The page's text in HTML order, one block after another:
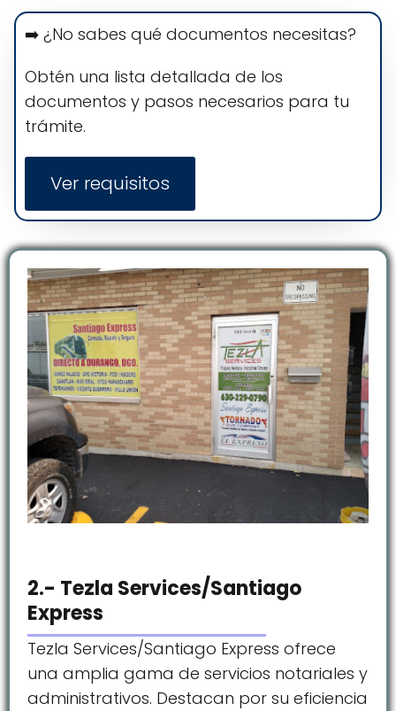
➡️ ¿No sabes qué documentos necesitas?
Obtén una lista detallada de los
documentos y pasos necesarios para tu
trámite.
Ver requisitos
2.- Tezla Services/Santiago
Express
Tezla Services/Santiago Express ofrece
una amplia gama de servicios notariales y
administrativos. Destacan por su eficiencia